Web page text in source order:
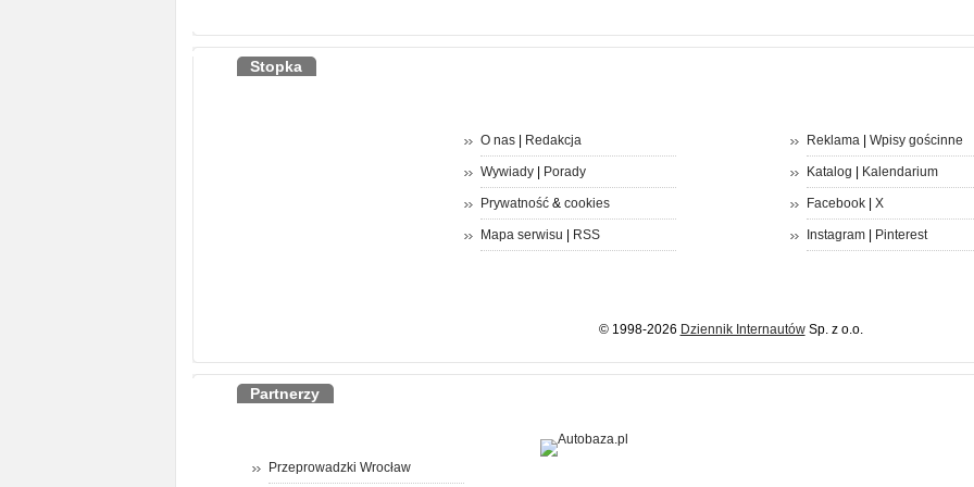
Stopka
O nas| Redakcja
Wywiady| Porady
Prywatność& cookies
Mapa serwisu RSS
Reklama| Wpisy gościnne
Katalog Kalendarium
Facebook| X
Instagram| Pinterest
© 1998-2026 Dziennik InternautówSp. z o.o.
Partnerzy
Przeprowadzki Wrocław